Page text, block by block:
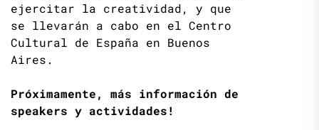
ejercitar la creatividad, y que
se llevarán a cabo en el Centro
Cultural de España en Buenos
Aires.
Próximamente, más información de
speakers y actividades!